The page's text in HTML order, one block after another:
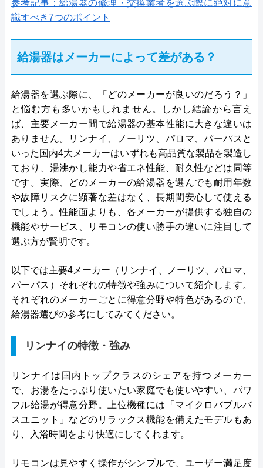
参考記事：給湯器の修理・交換業者を選ぶ際に絶対に意
識すべき7つのポイント
給湯器はメーカーによって差がある？
給湯器を選ぶ際に、「どのメーカーが良いのだろう？」
と悩む方も多いかもしれません。しかし結論から言え
ば、主要メーカー間で給湯器の基本性能に大きな違いは
ありません。リンナイ、ノーリツ、パロマ、パーパスと
いった国内4大メーカーはいずれも高品質な製品を製造し
ており、湯沸かし能力や省エネ性能、耐久性などは同等
です。実際、どのメーカーの給湯器を選んでも耐用年数
や故障リスクに顕著な差はなく、長期間安心して使える
でしょう。性能面よりも、各メーカーが提供する独自の
機能やサービス、リモコンの使い勝手の違いに注目して
選ぶ方が賢明です。
以下では主要4メーカー（リンナイ、ノーリツ、パロマ、
パーパス）それぞれの特徴や強みについて紹介します。
それぞれのメーカーごとに得意分野や特色があるので、
給湯器選びの参考にしてみてください。
リンナイの特徴・強み
リンナイは国内トップクラスのシェアを持つメーカー
で、お湯をたっぷり使いたい家庭でも使いやすい、パワ
フル給湯が得意分野。上位機種には「マイクロバブルバ
スユニット」などのリラックス機能を備えたモデルもあ
り、入浴時間をより快適にしてくれます。
リモコンは見やすく操作がシンプルで、ユーザー満足度